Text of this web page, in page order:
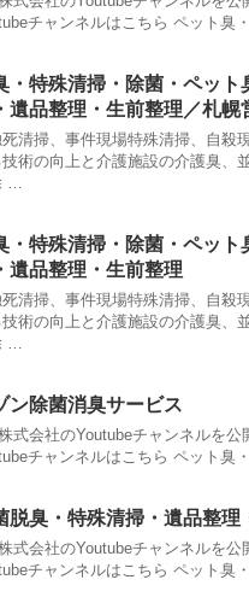
チャンネルはこちら ペット臭
・特殊清掃・除菌・ペット
遺品整理・生前整理／札幌
清掃、事件現場特殊清掃、自殺
技術の向上と介護施設の介護臭、
…
・特殊清掃・除菌・ペット
遺品整理・生前整理
清掃、事件現場特殊清掃、自殺
技術の向上と介護施設の介護臭、
…
ン除菌消臭サービス
式会社のYoutubeチャンネルを公
チャンネルはこちら ペット臭
脱臭・特殊清掃・遺品整理
式会社のYoutubeチャンネルを公
チャンネルはこちら ペット臭